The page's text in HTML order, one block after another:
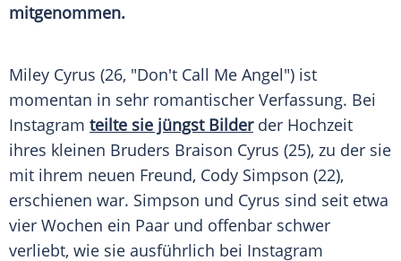
mitgenommen.
Miley Cyrus (26, "Don't Call Me Angel") ist
momentan in sehr romantischer Verfassung. Bei
Instagram teilte sie jüngst Bilderder Hochzeit
ihres kleinen Bruders Braison Cyrus (25), zu der sie
mit ihrem neuen Freund, Cody Simpson (22),
erschienen war. Simpson und Cyrus sind seit etwa
vier Wochen ein Paar und offenbar schwer
verliebt, wie sie ausführlich bei Instagram